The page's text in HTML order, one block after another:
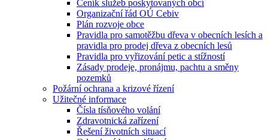
Ceník služeb poskytovaných obcí
Organizační řád OÚ Cebiv
Plán rozvoje obce
Pravidla pro samotěžbu dřeva v obecních lesích a
pravidla pro prodej dřeva z obecních lesů
Pravidla pro vyřizování petic a stížností
Zásady prodeje, pronájmu, pachtu a směny
pozemků
Požární ochrana a krizové řízení
Užitečné informace
Čísla tísňového volání
Zdravotnická zařízení
Řešení životních situací